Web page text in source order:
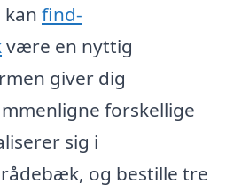
find-
være en nyttig
giver dig
forskellige
sig i
og bestille tre